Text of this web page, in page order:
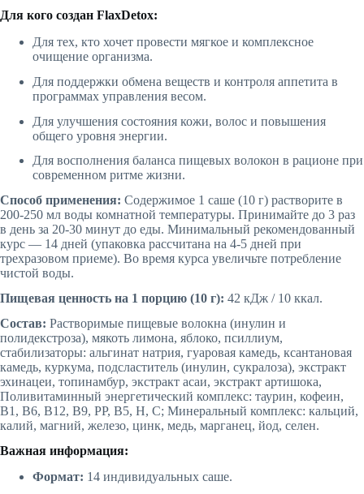
Для кого создан FlaxDetox:
Для тех, кто хочет провести мягкое и комплексное
очищение организма.
Для поддержки обмена веществ и контроля аппетита в
программах управления весом.
Для улучшения состояния кожи, волос и повышения
общего уровня энергии.
Для восполнения баланса пищевых волокон в рационе при
современном ритме жизни.
Способ применения: Содержимое 1 саше (10 г) растворите в
200-250 мл воды комнатной температуры. Принимайте до 3 раз
в день за 20-30 минут до еды. Минимальный рекомендованный
курс — 14 дней (упаковка рассчитана на 4-5 дней при
трехразовом приеме). Во время курса увеличьте потребление
чистой воды.
Пищевая ценность на 1 порцию (10 г): 42 кДж / 10 ккал.
Состав: Растворимые пищевые волокна (инулин и
полидекстроза), мякоть лимона, яблоко, псиллиум,
стабилизаторы: альгинат натрия, гуаровая камедь, ксантановая
камедь, куркума, подсластитель (инулин, сукралоза), экстракт
эхинацеи, топинамбур, экстракт асаи, экстракт артишока,
Поливитаминный энергетический комплекс: таурин, кофеин,
В1, В6, В12, В9, РР, В5, Н, С; Минеральный комплекс: кальций,
калий, магний, железо, цинк, медь, марганец, йод, селен.
Важная информация:
Формат: 14 индивидуальных саше.